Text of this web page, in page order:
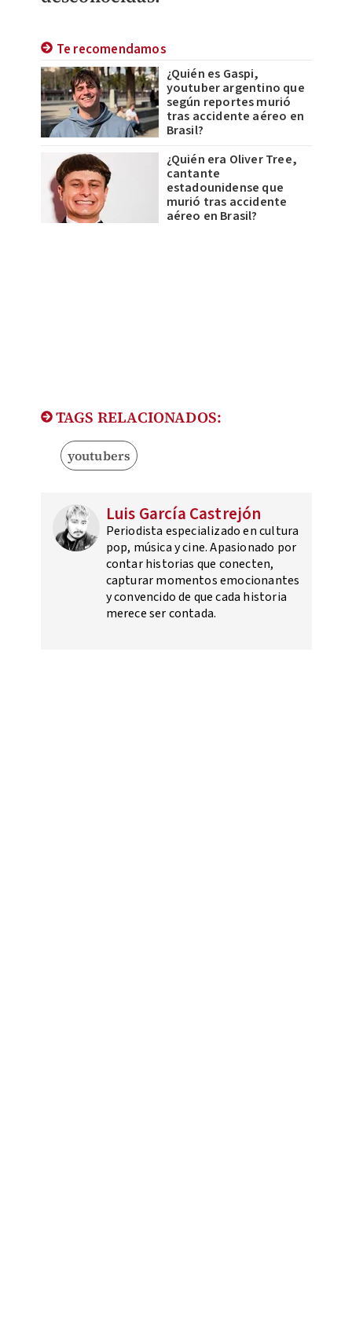
Te recomendamos
¿Quién es Gaspi,
youtuber argentino que
según reportes murió
tras accidente aéreo en
Brasil?
¿Quién era Oliver Tree,
cantante
estadounidense que
murió tras accidente
aéreo en Brasil?
TAGS RELACIONADOS:
youtubers
Luis García Castrejón
Periodista especializado en cultura
pop, música y cine. Apasionado por
contar historias que conecten,
capturar momentos emocionantes
y convencido de que cada historia
merece ser contada.